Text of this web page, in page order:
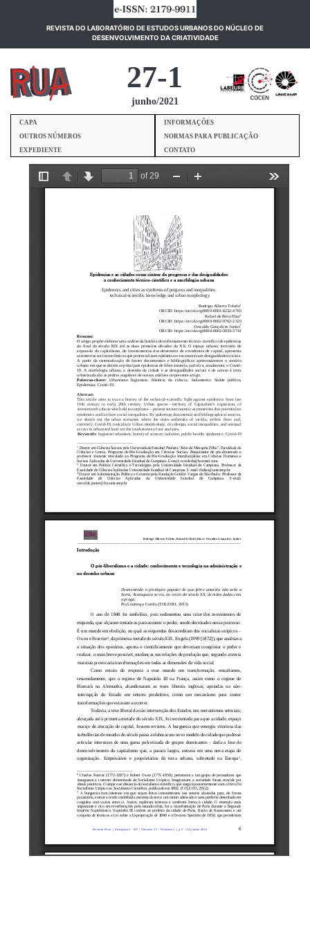
REVISTA DO LABORATÓRIO DE ESTUDOS URBANOS DO NÚCLEO DE
DESENVOLVIMENTO DA CRIATIVIDADE(current)
27-1
junho/2021
CAPA
INFORMAÇÕES
OUTROS NÚMEROS
NORMAS PARA PUBLICAÇÃO
EXPEDIENTE
CONTATO